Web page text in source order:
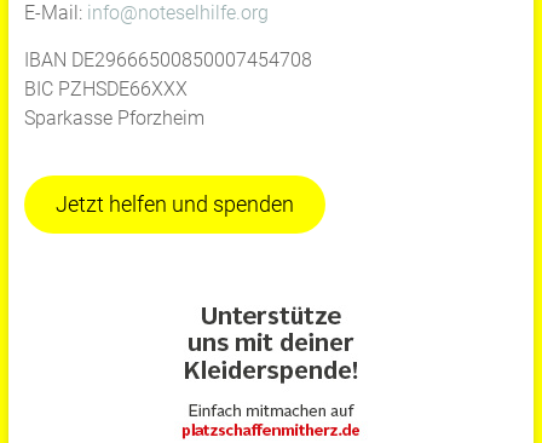
E-Mail: info@noteselhilfe.org
IBAN DE29666500850007454708
BIC PZHSDE66XXX
Sparkasse Pforzheim
Jetzt helfen und spenden